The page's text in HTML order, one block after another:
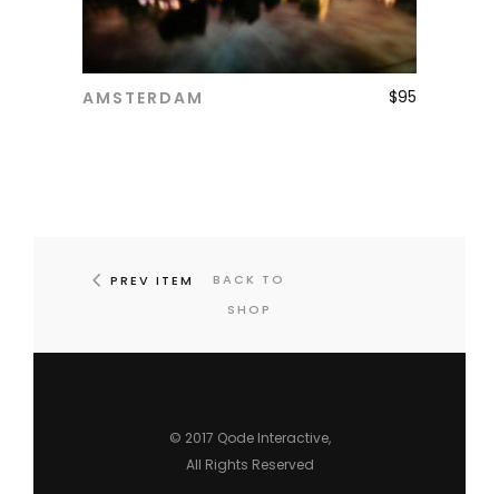
ADD TO CART
AMSTERDAM $95
PREV ITEM
BACK TO
SHOP
© 2017 Qode Interactive,
All Rights Reserved